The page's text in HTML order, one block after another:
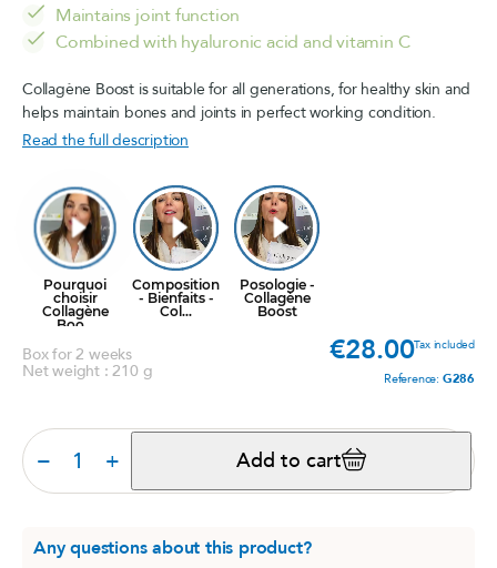
Maintains joint function
Combined with hyaluronic acid and vitamin C
Collagène Boost is suitable for all generations, for healthy skin and
helps maintain bones and joints in perfect working condition.
Read the full description
Box for 2 weeks
Net weight : 210 g
Price
€28.00Tax included
Reference: G286
− + Add to cart
Any questions about this product?